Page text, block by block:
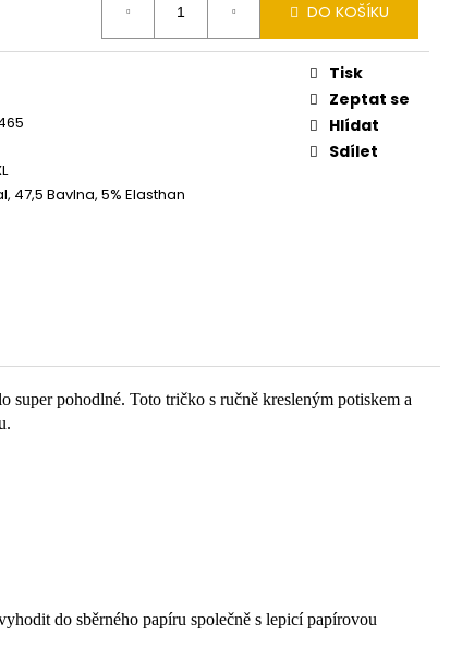
DO KOŠÍKU
47,5 Bavlna, 5% Elasthan
Tisk
Zeptat se
Hlídat
Sdílet
pohodlné. Toto tričko s ručně kresleným potiskem a
do sběrného papíru společně s lepicí papírovou